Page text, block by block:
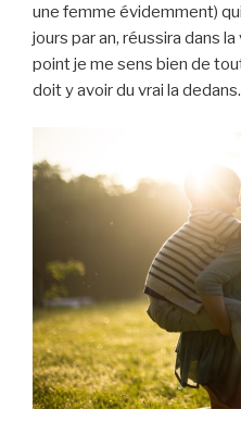
une femme évidemment)
jours par an, réussira dans
point je me sens bien de
doit y avoir du vrai la